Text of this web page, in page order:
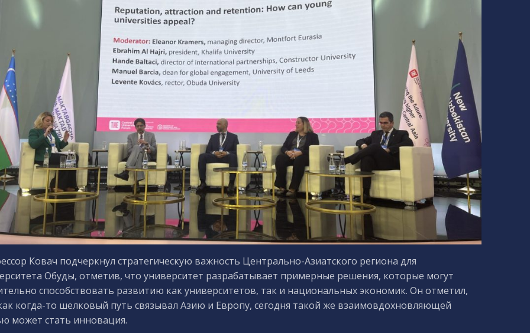
Ковач подчеркнул стратегическую важность Центрально-Азиатского региона для
Обуды, отметив, что университет разрабатывает примерные решения, которые могут
способствовать развитию как университетов, так и национальных экономик. Он отметил,
когда-то шелковый путь связывал Азию и Европу, сегодня такой же взаимовдохновляющей
может стать инновация.